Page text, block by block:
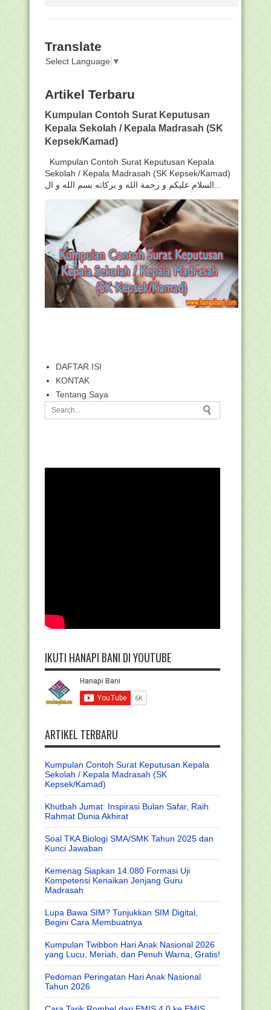
Translate
Select Language ▼
Artikel Terbaru
Kumpulan Contoh Surat Keputusan
Kepala Sekolah / Kepala Madrasah (SK
Kepsek/Kamad)
Kumpulan Contoh Surat Keputusan Kepala
Sekolah / Kepala Madrasah (SK Kepsek/Kamad)
السلام عليكم و رحمة الله و بركاته بسم الله و ال...
DAFTAR ISI
KONTAK
Tentang Saya
IKUTI HANAPI BANI DI YOUTUBE
ARTIKEL TERBARU
Kumpulan Contoh Surat Keputusan Kepala
Sekolah / Kepala Madrasah (SK
Kepsek/Kamad)
Khutbah Jumat: Inspirasi Bulan Safar, Raih
Rahmat Dunia Akhirat
Soal TKA Biologi SMA/SMK Tahun 2025 dan
Kunci Jawaban
Kemenag Siapkan 14.080 Formasi Uji
Kompetensi Kenaikan Jenjang Guru
Madrasah
Lupa Bawa SIM? Tunjukkan SIM Digital,
Begini Cara Membuatnya
Kumpulan Twibbon Hari Anak Nasional 2026
yang Lucu, Meriah, dan Penuh Warna, Gratis!
Pedoman Peringatan Hari Anak Nasional
Tahun 2026